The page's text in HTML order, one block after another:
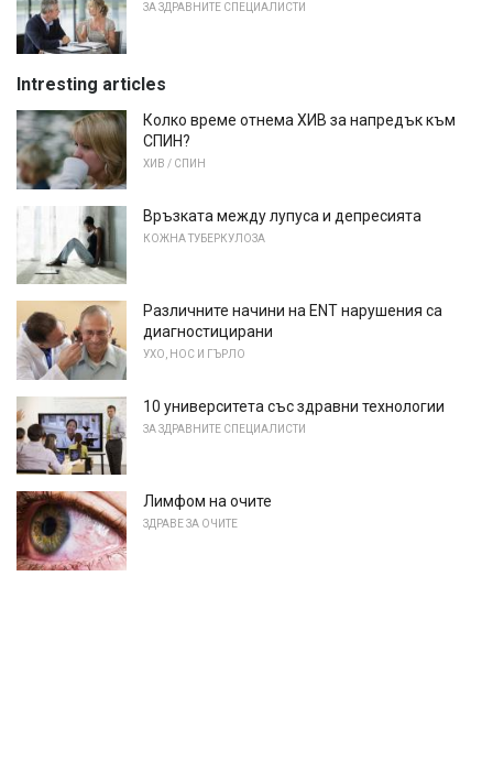
ЗА ЗДРАВНИТЕ СПЕЦИАЛИСТИ
Intresting articles
Колко време отнема ХИВ за напредък към
СПИН?
ХИВ / СПИН
Връзката между лупуса и депресията
КОЖНА ТУБЕРКУЛОЗА
Различните начини на ENT нарушения са
диагностицирани
УХО, НОС И ГЪРЛО
10 университета със здравни технологии
ЗА ЗДРАВНИТЕ СПЕЦИАЛИСТИ
Лимфом на очите
ЗДРАВЕ ЗА ОЧИТЕ